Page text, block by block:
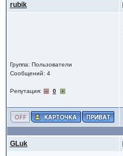
rubik
Группа: Пользователи
Сообщений: 4
Репутация: 0
GLuk